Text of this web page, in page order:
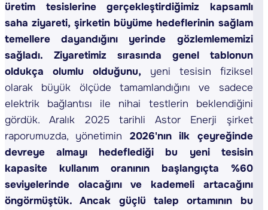
üretim tesislerine gerçekleştirdiğimiz kapsamlı
saha ziyareti, şirketin büyüme hedeflerinin sağlam
temellere dayandığını yerinde gözlemlememizi
sağladı.
Ziyaretimiz sırasında
genel tablonun
oldukça olumlu olduğunu,yeni tesisin fiziksel
olarak büyük ölçüde tamamlandığını ve sadece
elektrik bağlantısı ile nihai testlerin beklendiğini
gördük. Aralık 2025 tarihli Astor Enerji şirket
raporumuzda, yönetimin 2026'nın ilk çeyreğinde
devreye almayı hedeflediği
bu yeni tesisin
kapasite kullanım oranının başlangıçta %60
seviyelerinde olacağını ve kademeli artacağını
öngörmüştük. Ancak güçlü talep ortamının bu